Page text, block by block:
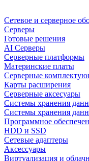
Сетевое и серверное
Cерверы
Готовые решения
AI Серверы
Серверные платформы
Материнские платы
Серверные
Карты расширения
Серверные аксесуары
Системы хранения
Системы хранения
Программное
HDD и SSD
Сетевые адаптеры
Аксессуары
Виртуализация и